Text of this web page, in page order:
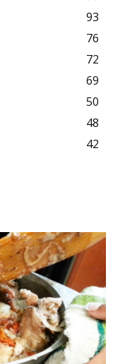
93
76
72
69
50
48
42